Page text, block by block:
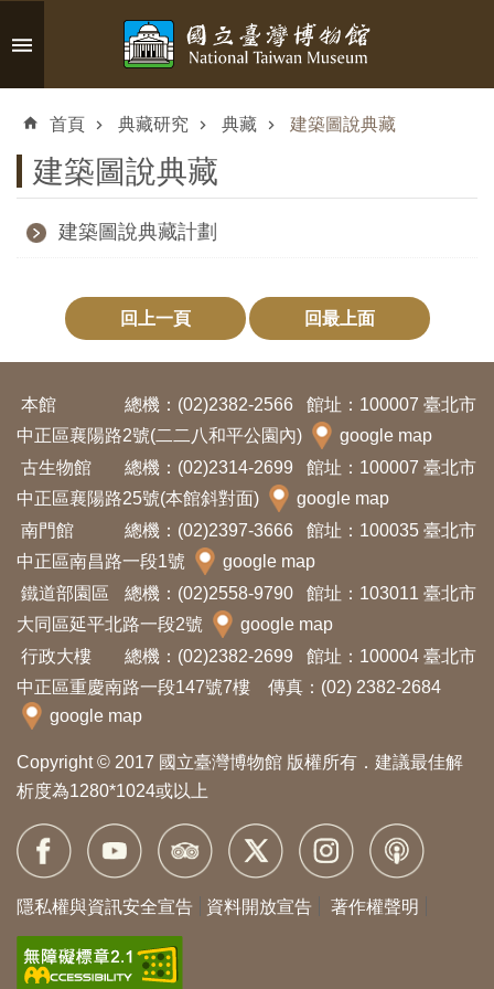
跳到主要內容區塊
搜
博
參
觀
資
訊
展
覽
資
訊
教
育
動
出
版
文
首頁 典藏研究 典藏 建築圖說典藏
建築圖說典藏
建築圖說典藏計劃
回上一頁 回最上面
本館 總機：(02)2382-2566
館址：100007 臺北市
中正區襄陽路2號(二二八和平公園內)
google map
古生物館
總機：(02)2314-2699
館址：100007 臺北市
中正區襄陽路25號(本館斜對面)
google map
南門館
總機：(02)2397-3666
館址：100035 臺北市
中正區南昌路一段1號
google map
鐵道部園區
總機：(02)2558-9790
館址：103011 臺北市
大同區延平北路一段2號
google map
行政大樓
總機：(02)2382-2699
館址：100004 臺北市
中正區重慶南路一段147號7樓 傳真：(02) 2382-2684
google map
Copyright © 2017 國立臺灣博物館 版權所有．建議最佳解
析度為1280*1024或以上
隱私權與資訊安全宣告 資料開放宣告 著作權聲明